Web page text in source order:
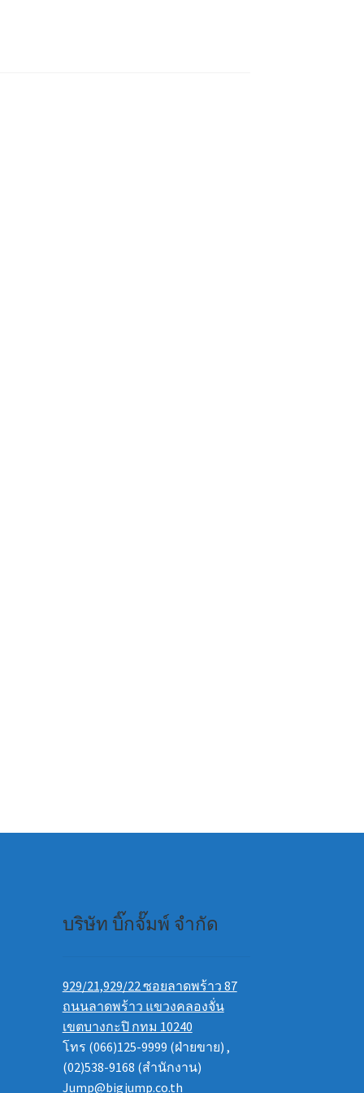
บริษัท บิ๊กจั๊มพ์ จำกัด
929/21,929/22 ซอยลาดพร้าว 87
ถนนลาดพร้าว แขวงคลองจั่น
เขตบางกะปิ กทม 10240
โทร (066)125-9999 (ฝ่ายขาย) ,
(02)538-9168 (สำนักงาน)
Jump@bigjump.co.th